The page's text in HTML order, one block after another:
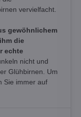
vervielfacht.
gewöhnlichem
die
echte
nicht und
Glühbirnen. Um
Sie immer auf